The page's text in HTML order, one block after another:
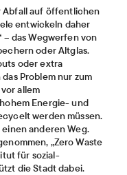
Abfall auf öffentlichen
entwickeln daher
– das Wegwerfen von
oder Altglas.
oder extra
Problem nur zum
allem
Energie- und
werden müssen.
anderen Weg.
„Zero Waste
für sozial-
die Stadt dabei.